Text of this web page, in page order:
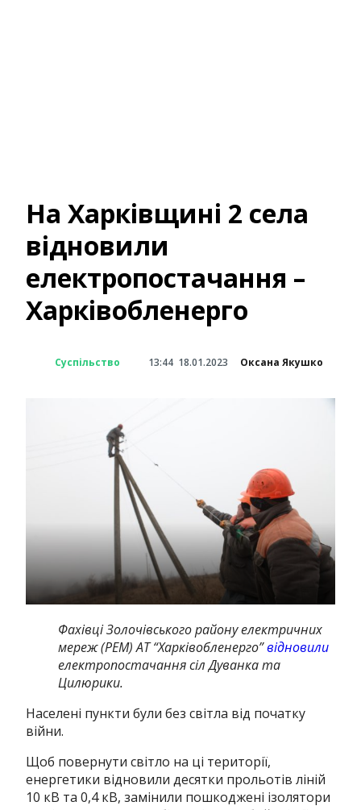
На Харківщині 2 села
відновили
електропостачання –
Харківобленерго
Суспільство 13:44 18.01.2023 Оксана Якушко
Фахівці Золочівського району електричних
мереж (РЕМ) АТ “Харківобленерго”відновили
електропостачання сіл Дуванка та
Цилюрики.
Населені пункти були без світла від початку
війни.
Щоб повернути світло на ці території,
енергетики відновили десятки прольотів ліній
10 кВ та 0,4 кВ, замінили пошкоджені ізолятори